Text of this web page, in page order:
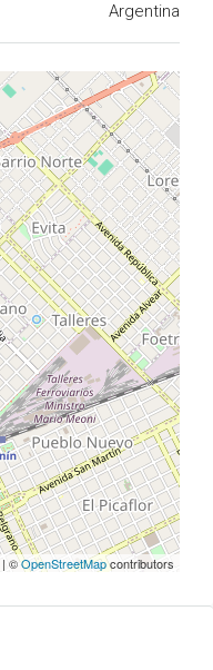
Argentina
| ©OpenStreetMapcontributors